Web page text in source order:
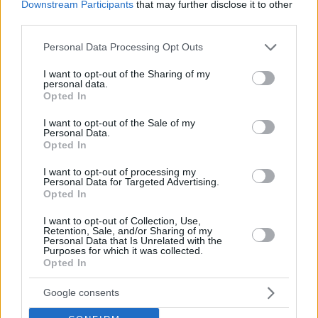
Downstream Participants that may further disclose it to other
Please note that this website/app uses one or more Google
not limited to your visit or usage behaviour. You may click to
grant or deny consent to Google and its third-party tags to
use your data for below specified purposes in below Google
consent section.
Personal Data Processing Opt Outs
I want to opt-out of the Sharing of my
personal data.
Opted In
I want to opt-out of the Sale of my
Personal Data.
Opted In
I want to opt-out of processing my
Personal Data for Targeted Advertising.
Opted In
I want to opt-out of Collection, Use,
Retention, Sale, and/or Sharing of my
Personal Data that Is Unrelated with the
Purposes for which it was collected.
Opted In
Google consents
Πώς δρούσαν οι εικονικές εταιρείες μεταφορών που
18.11.2024, 16:02 1